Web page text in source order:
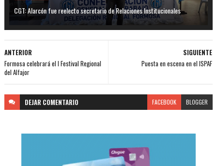
CGT: Alarcón fue reelecto secretario de Relaciones Institucionales
SIGUIENTE
Puesta en escena en el ISPAF
ANTERIOR
Formosa celebrará el I Festival Regional
del Alfajor
DEJAR COMENTARIO FACEBOOK BLOGGER